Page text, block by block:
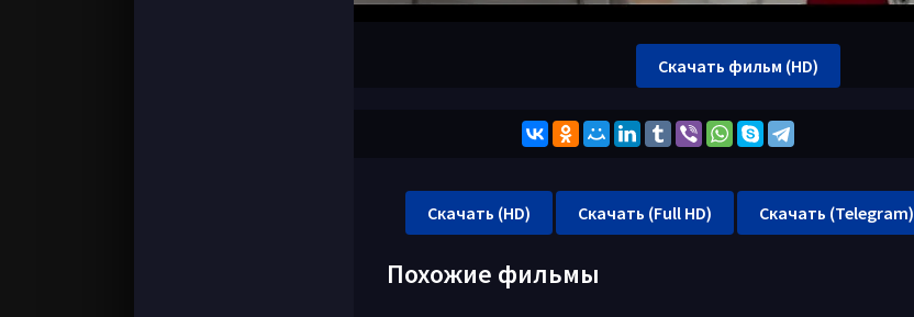
Скачать фильм (HD)
Скачать (HD) Скачать (Full HD) Скачать (Telegram)
Похожие фильмы